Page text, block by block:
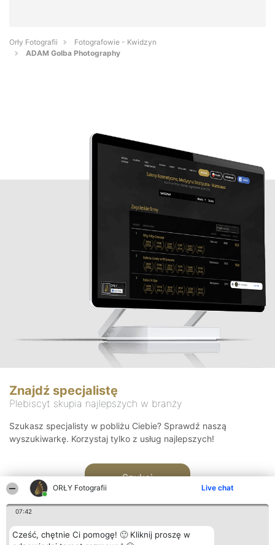
ORŁY Fotografii Live chat
07:42
Cześć, chętnie Ci pomogę! 🙂 Kliknij proszę w
Orły Fotografii
Fotografowie - Kwidzyn
ADAM Golba Photography
Znajdź specjalistę
Plebiscyt skupia najlepszych w branży
Szukasz specjalisty w pobliżu Ciebie? Sprawdź naszą
wyszukiwarkę. Korzystaj tylko z usług najlepszych!
Szukaj